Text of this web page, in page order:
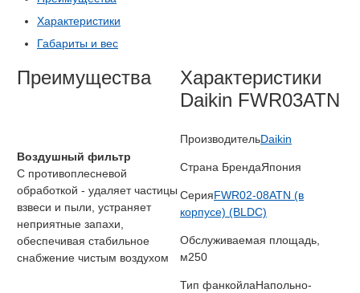
Характеристики
Габариты и вес
Преимущества
Воздушный фильтр
С противоплесневой
обработкой - удаляет частицы
взвеси и пыли, устраняет
неприятные запахи,
обеспечивая стабильное
снабжение чистым воздухом
Характеристики
Daikin FWR03ATN
ПроизводительDaikin
Страна БрендаЯпония
СерияFWR02-08ATN (в
корпусе) (BLDC)
Обслуживаемая площадь,
м250
Тип фанкойлаНапольно-